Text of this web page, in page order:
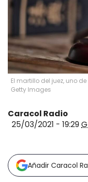
El martillo del juez, uno
Getty Images
Caracol Radio
25/03/2021 - 19:29
Añadir Caracol